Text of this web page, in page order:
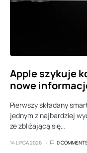
Apple szykuje
nowe
Pierwszy składany
jednym z najbardziej
ze zbliżającą się…
14 LIPCA 2026 0